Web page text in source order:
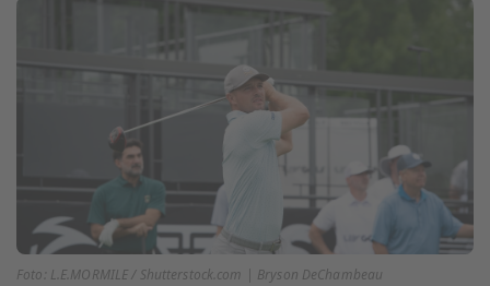
Foto: L.E.MORMILE / Shutterstock.com | Bryson DeChambeau